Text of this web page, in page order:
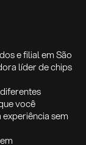
e filial em São
líder de chips
você
sem